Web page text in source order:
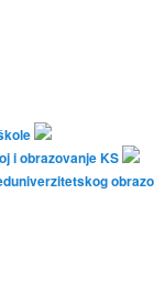
i obrazovanje KS